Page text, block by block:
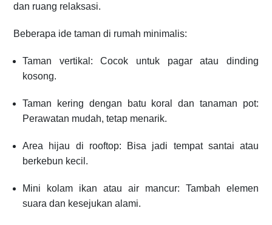
dan ruang relaksasi.
Beberapa ide taman di rumah minimalis:
Taman vertikal: Cocok untuk pagar atau dinding
kosong.
Taman kering dengan batu koral dan tanaman pot:
Perawatan mudah, tetap menarik.
Area hijau di rooftop: Bisa jadi tempat santai atau
berkebun kecil.
Mini kolam ikan atau air mancur: Tambah elemen
suara dan kesejukan alami.